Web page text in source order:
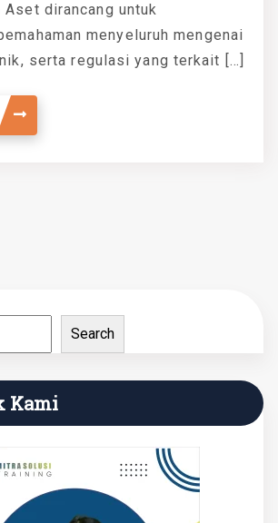
Aset dirancang untuk
menyeluruh mengenai
serta regulasi yang terkait […]
Search
Kami